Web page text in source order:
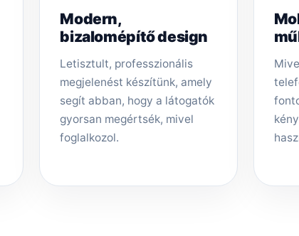
Modern,
bizalomépítő design
Letisztult, professzionális
megjelenést készítünk, amely
segít abban, hogy a látogatók
gyorsan megértsék, mivel
foglalkozol.